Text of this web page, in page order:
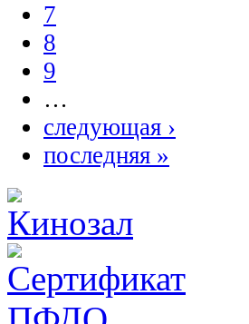
7
8
9
…
следующая ›
последняя »